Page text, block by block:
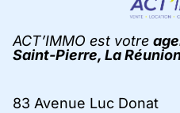
ACT’IMMO est votre
Saint-Pierre, La
83 Avenue Luc Donat